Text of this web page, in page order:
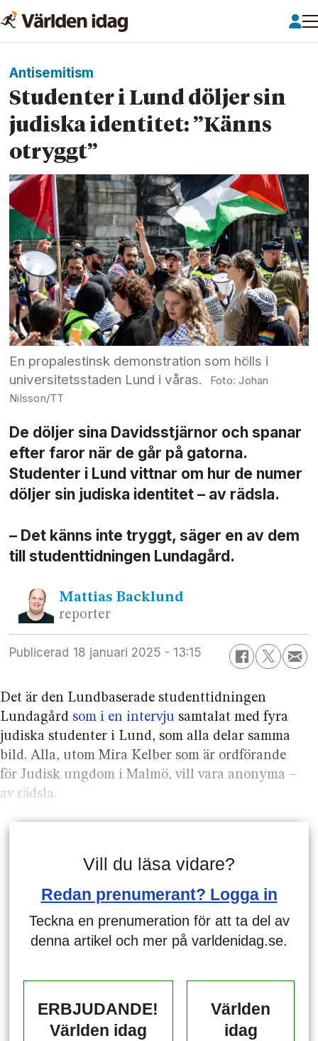
Antisemitism
Studenter i Lund döljer sin
judiska identitet: ”Känns
otryggt”
En propalestinsk demonstration som hölls i
universitetsstaden Lund i våras.
Johan
Nilsson/TT
De döljer sina Davidsstjärnor och spanar
efter faror när de går på gatorna.
Studenter i Lund vittnar om hur de numer
döljer sin judiska identitet – av rädsla.
– Det känns inte tryggt, säger en av dem
till studenttidningen Lundagård.
Mattias Backlund
reporter
Publicerad 18 januari 2025 - 13:15
Det är den Lundbaserade studenttidningen
Lundagård som i en intervju samtalat med fyra
judiska studenter i Lund, som alla delar samma
bild. Alla, utom Mira Kelber som är ordförande
för Judisk ungdom i Malmö, vill vara anonyma –
av rädsla.
Vill du läsa vidare?
Redan prenumerant? Logga in
Teckna en prenumeration för att ta del av
denna artikel och mer på varldenidag.se.
ERBJUDANDE!
Världen idag
Världen
idag